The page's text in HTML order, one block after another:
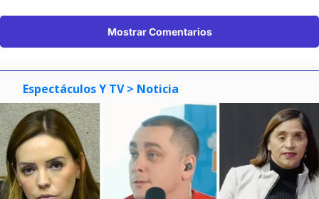
Mostrar Comentarios
Espectáculos Y TV > Noticia